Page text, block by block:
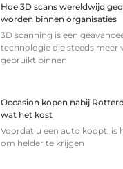
Hoe 3D scans wereldwijd
worden binnen organisaties
3D scanning is een
technologie die steeds meer
gebruikt binnen
Occasion kopen nabij
wat het kost
Voordat u een auto koopt, is
om helder te krijgen